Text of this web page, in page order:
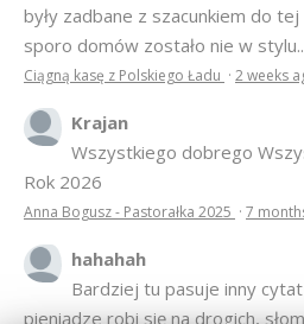
były zadbane z szacunkiem do
sporo domów zostało nie w
Ciągną kasę z Polskiego Ładu · 2 weeks
Krajan
Wszystkiego dobrego
Rok 2026
Anna Bogusz - Pastorałka 2025 · 7
hahahah
Bardziej tu pasuje inny
pieniądze robi się na drogich,